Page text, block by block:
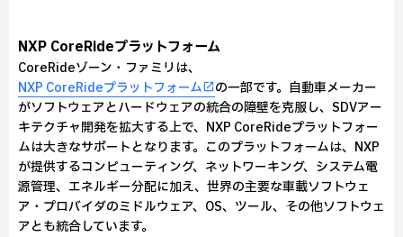
NXP CoreRideプラットフォーム
CoreRideゾーン・ファミリは、
NXP CoreRideプラットフォーム
の一部です。自動車メーカー
がソフトウェアとハードウェアの統合の障壁を克服し、SDVアー
キテクチャ開発を拡大する上で、NXP CoreRideプラットフォー
ムは大きなサポートとなります。このプラットフォームは、NXP
が提供するコンピューティング、ネットワーキング、システム電
源管理、エネルギー分配に加え、世界の主要な車載ソフトウェ
ア・プロバイダのミドルウェア、OS、ツール、その他ソフトウェ
アとも統合しています。